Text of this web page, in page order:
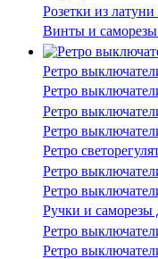
Розетки из латуни
Винты и саморезы
Ретро
Ретро
Ретро
Ретро
Ретро
Ретро
Ретро
Ручки и саморезы
Ретро
Ретро